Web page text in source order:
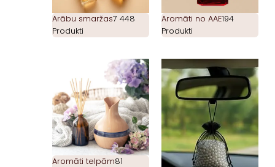
Arābu smaržas7 448
Produkti
Aromāti no AAE194
Produkti
Aromāti telpām81